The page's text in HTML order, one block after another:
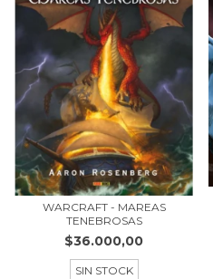
WARCRAFT - MAREAS
TENEBROSAS
$36.000,00
SIN STOCK